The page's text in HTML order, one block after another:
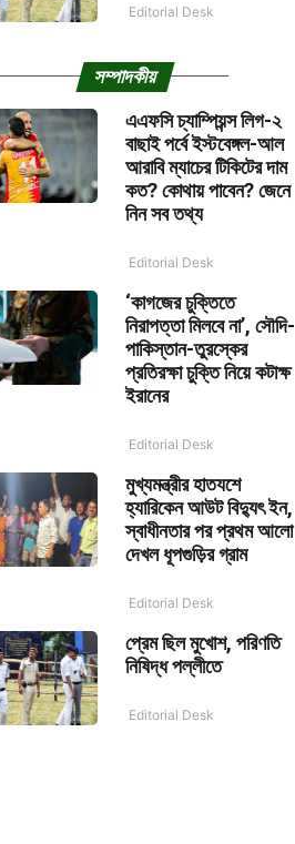
Editorial Desk
সম্পাদকীয়
এএফসি চ্যাম্পিয়ন্স লিগ-২
বাছাই পর্বে ইস্টবেঙ্গল-আল
আরাবি ম্যাচের টিকিটের দাম
কত? কোথায় পাবেন? জেনে
নিন সব তথ্য
Editorial Desk
‘কাগজের চুক্তিতে
নিরাপত্তা মিলবে না’, সৌদি-
পাকিস্তান-তুরস্কের
প্রতিরক্ষা চুক্তি নিয়ে কটাক্ষ
ইরানের
Editorial Desk
মুখ্যমন্ত্রীর হাতযশে
হ্যারিকেন আউট বিদ্যুৎ ইন,
স্বাধীনতার পর প্রথম আলো
দেখল ধূপগুড়ির গ্রাম
Editorial Desk
প্রেম ছিল মুখোশ, পরিণতি
নিষিদ্ধ পল্লীতে
Editorial Desk